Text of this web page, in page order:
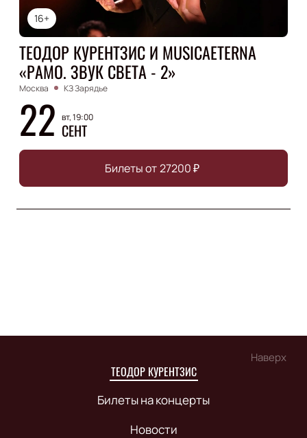
16+
ТЕОДОР КУРЕНТЗИС И MUSICAETERNA
«РАМО. ЗВУК СВЕТА - 2»
Москва КЗ Зарядье
22 вт, 19:00
СЕНТ
Билеты от27200₽
Наверх
ТЕОДОР КУРЕНТЗИС
Билеты на концерты
Новости